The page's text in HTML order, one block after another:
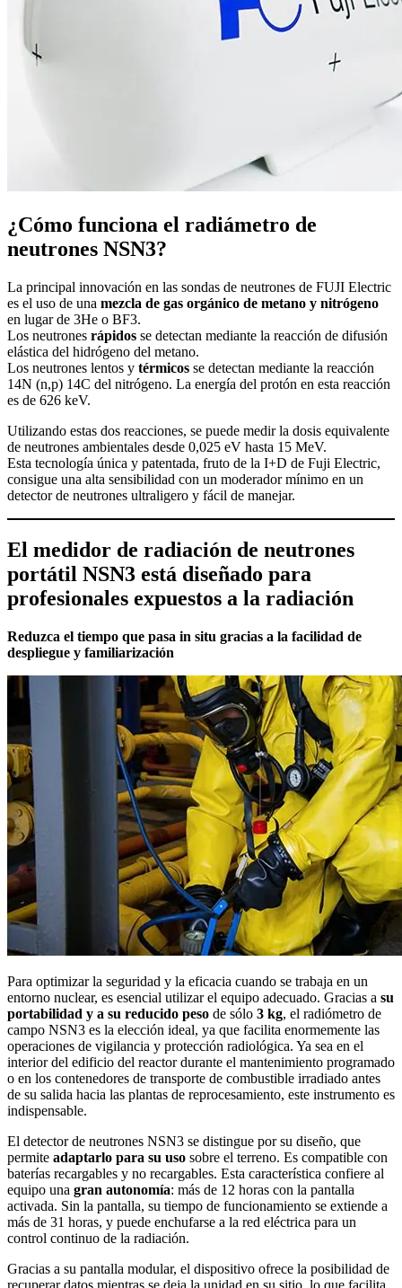
¿Cómo funciona el radiámetro de
neutrones NSN3?
La principal innovación en las sondas de neutrones de FUJI Electric
es el uso de una mezcla de gas orgánico de metano y nitrógeno
en lugar de 3He o BF3.
Los neutrones rápidos se detectan mediante la reacción de difusión
elástica del hidrógeno del metano.
Los neutrones lentos y térmicos se detectan mediante la reacción
14N (n,p) 14C del nitrógeno. La energía del protón en esta reacción
es de 626 keV.
Utilizando estas dos reacciones, se puede medir la dosis equivalente
de neutrones ambientales desde 0,025 eV hasta 15 MeV.
Esta tecnología única y patentada, fruto de la I+D de Fuji Electric,
consigue una alta sensibilidad con un moderador mínimo en un
detector de neutrones ultraligero y fácil de manejar.
El medidor de radiación de neutrones
portátil NSN3 está diseñado para
profesionales expuestos a la radiación
Reduzca el tiempo que pasa in situ gracias a la facilidad de
despliegue y familiarización
Para optimizar la seguridad y la eficacia cuando se trabaja en un
entorno nuclear, es esencial utilizar el equipo adecuado. Gracias a su
portabilidad y a su reducido peso de sólo 3 kg, el radiómetro de
campo NSN3 es la elección ideal, ya que facilita enormemente las
operaciones de vigilancia y protección radiológica. Ya sea en el
interior del edificio del reactor durante el mantenimiento programado
o en los contenedores de transporte de combustible irradiado antes
de su salida hacia las plantas de reprocesamiento, este instrumento es
indispensable.
El detector de neutrones NSN3 se distingue por su diseño, que
permite adaptarlo para su uso sobre el terreno. Es compatible con
baterías recargables y no recargables. Esta característica confiere al
equipo una gran autonomía: más de 12 horas con la pantalla
activada. Sin la pantalla, su tiempo de funcionamiento se extiende a
más de 31 horas, y puede enchufarse a la red eléctrica para un
control continuo de la radiación.
Gracias a su pantalla modular, el dispositivo ofrece la posibilidad de
recuperar datos mientras se deja la unidad en su sitio, lo que facilita